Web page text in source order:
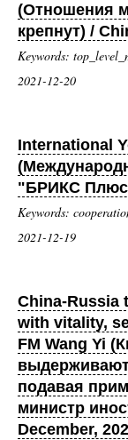
(Отношения
крепнут) /
Keywords:
2021-12-20
International
"БРИКС
Keywords:
2021-12-19
China-Russia
with vitality,
FM Wang Yi
подавая
министр
December,